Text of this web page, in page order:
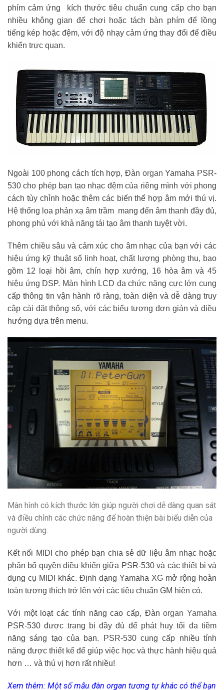
phím cảm ứng
kích thước tiêu chuẩn cung cấp cho bạn
nhiều không gian để chơi hoặc tách bàn phím để lồng
tiếng kép hoặc đệm, với độ nhạy cảm ứng thay đổi để điều
khiển trực quan.
Ngoài 100 phong cách tích hợp, Đàn organ Yamaha PSR-
530 cho phép bạn tạo nhạc đệm của riêng mình với phong
cách tùy chỉnh hoặc thêm các biến thể hợp âm mới thú vị.
Hệ thống loa phản xạ âm trầm mang đến âm thanh đầy đủ,
phong phú với khả năng tái tạo âm thanh tuyệt vời.
Thêm chiều sâu và cảm xúc cho âm nhạc của bạn với các
hiệu ứng kỹ thuật số linh hoạt, chất lượng phòng thu, bao
gồm 12 loại hồi âm, chín hợp xướng, 16 hòa âm và 45
hiệu ứng DSP. Màn hình LCD đa chức năng cực lớn cung
cấp thông tin vận hành rõ ràng, toàn diện và dễ dàng truy
cập cài đặt thông số, với các biểu tượng đơn giản và điều
hướng dựa trên menu.
Màn hình có kích thước lớn giúp người chơi dễ dàng quan sát
và điều chỉnh các chức năng để hoàn thiện bài biểu diễn của
người dùng.
Kết nối MIDI cho phép bạn chia sẻ dữ liệu âm nhạc hoặc
phân bổ quyền điều khiển giữa PSR-530 và các thiết bị và
dụng cụ MIDI khác. Định dạng Yamaha XG mở rộng hoàn
toàn tương thích trở lên với các tiêu chuẩn GM hiện có.
Với một loạt các tính năng cao cấp, Đànorgan Yamaha
PSR-530 được trang bị đầy đủ để phát huy tối đa tiềm
năng sáng tạo của bạn.
PSR-530 cung cấp nhiều tính
năng được thiết kế để giúp việc học và thực hành hiệu quả
hơn … và thú vị hơn rất nhiều!
Xem thêm: Một số mẫu đàn organ tương tự khác có thể bạn